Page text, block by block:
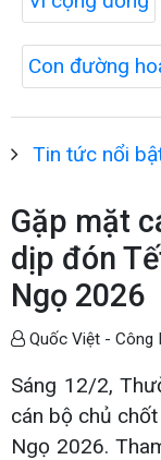
Con đường
Tin tức nổi
Gặp mặt
dịp đón
Ngọ 2026
Quốc Việt - Công
Sáng 12/2,
cán bộ chủ
Ngọ 2026.